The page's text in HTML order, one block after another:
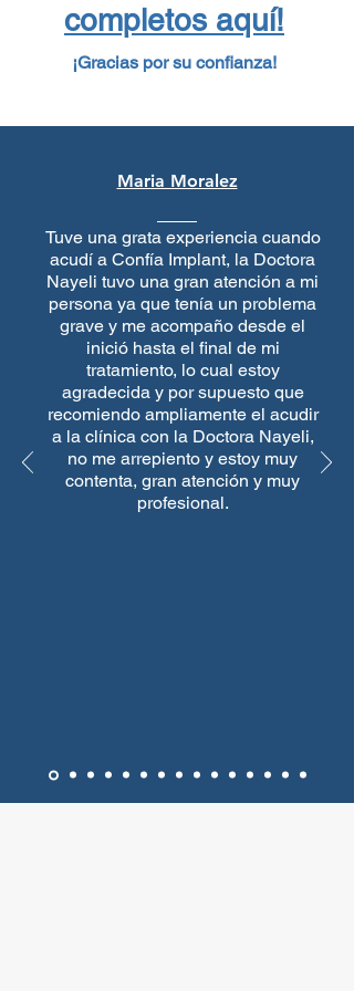
completos aquí!
¡Gracias por su confianza!
Maria Moralez
Tuve una grata experiencia cuando
acudí a Confía Implant, la Doctora
Nayeli tuvo una gran atención a mi
persona ya que tenía un problema
grave y me acompaño desde el
inició hasta el final de mi
tratamiento, lo cual estoy
agradecida y por supuesto que
recomiendo ampliamente el acudir
a la clínica con la Doctora Nayeli,
no me arrepiento y estoy muy
contenta, gran atención y muy
profesional.